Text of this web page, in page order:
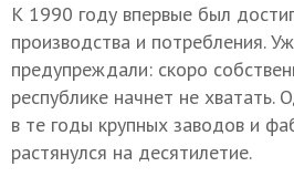
К 1990 году впервые был
производства и потребления.
предупреждали: скоро
республике начнет не хватать.
в те годы крупных заводов и
растянулся на десятилетие.